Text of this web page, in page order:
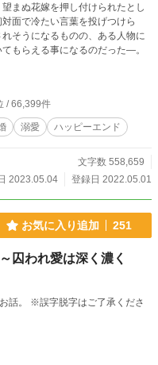
まぬ花嫁を押し付けられたとし
面で冷たい言葉を投げつけら
そうになるものの、ある人物に
もらえる事になるのだった―。
/ 66,399件
溺愛 ハッピーエンド
文字数 558,659
2023.05.04
登録日 2022.05.01
お気に入り追加 251
囚われ愛は深く濃く
くださ